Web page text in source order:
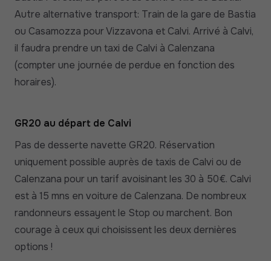
Autre alternative transport: Train de la gare de Bastia
ou Casamozza pour Vizzavona et Calvi. Arrivé à Calvi,
il faudra prendre un taxi de Calvi à Calenzana
(compter une journée de perdue en fonction des
horaires).
GR20 au départ de Calvi
Pas de desserte navette GR20. Réservation
uniquement possible auprès de taxis de Calvi ou de
Calenzana pour un tarif avoisinant les 30 à 50€. Calvi
est à 15 mns en voiture de Calenzana. De nombreux
randonneurs essayent le Stop ou marchent. Bon
courage à ceux qui choisissent les deux dernières
options !